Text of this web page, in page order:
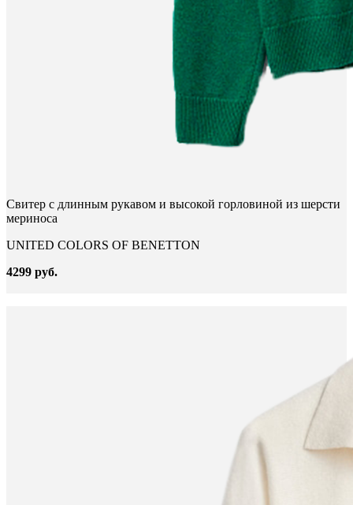
Свитер с длинным рукавом и высокой горловиной из шерсти
мериноса
UNITED COLORS OF BENETTON
4299 руб.